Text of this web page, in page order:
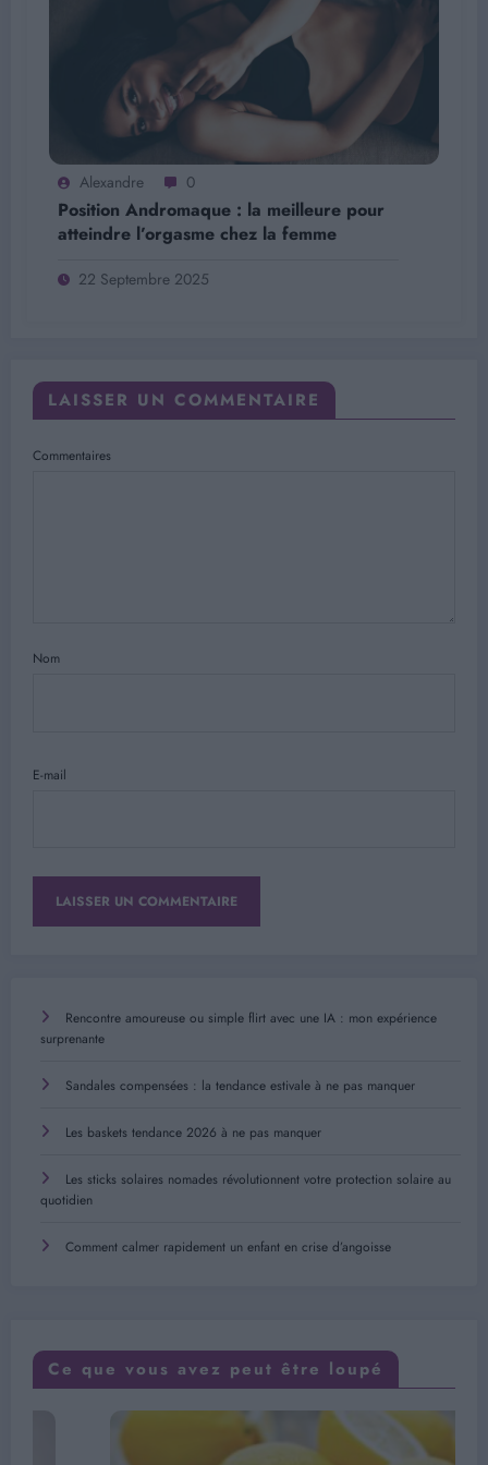
Alexandre 0
Position Andromaque : la meilleure pour
atteindre l’orgasme chez la femme
22 Septembre 2025
LAISSER UN COMMENTAIRE
Commentaires
Nom
E-mail
Rencontre amoureuse ou simple flirt avec une IA : mon expérience
surprenante
Sandales compensées : la tendance estivale à ne pas manquer
Les baskets tendance 2026 à ne pas manquer
Les sticks solaires nomades révolutionnent votre protection solaire au
quotidien
Comment calmer rapidement un enfant en crise d’angoisse
Ce que vous avez peut être loupé